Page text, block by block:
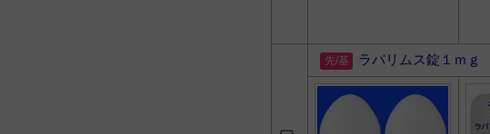
ラパリムス錠１ｍｇ